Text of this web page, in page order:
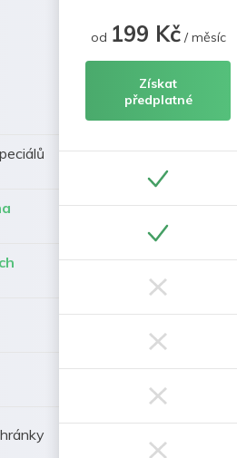
od 199 Kč/ měsíc
Získat
předplatné